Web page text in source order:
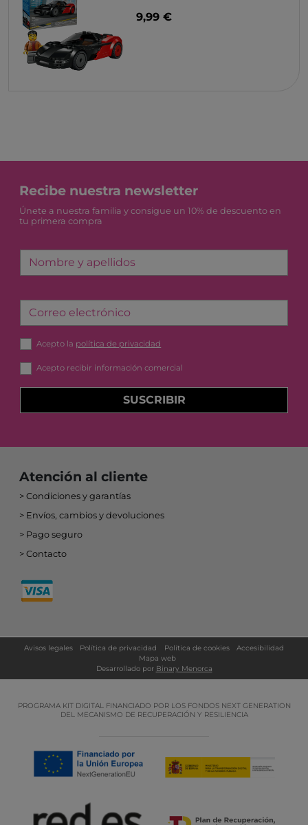
9,99 €
Recibe nuestra newsletter
Únete a nuestra familia y consigue un 10% de descuento en
tu primera compra
Nombre y apellidos
Correo electrónico
Acepto la política de privacidad
Acepto recibir información comercial
SUSCRIBIR
Atención al cliente
Condiciones y garantías
Envíos, cambios y devoluciones
Pago seguro
Contacto
Avisos legales Política de privacidad Política de cookies
Accesibilidad
Mapa web
Desarrollado por Binary Menorca
PROGRAMA KIT DIGITAL FINANCIADO POR LOS FONDOS NEXT GENERATION
DEL MECANISMO DE RECUPERACIÓN Y RESILIENCIA